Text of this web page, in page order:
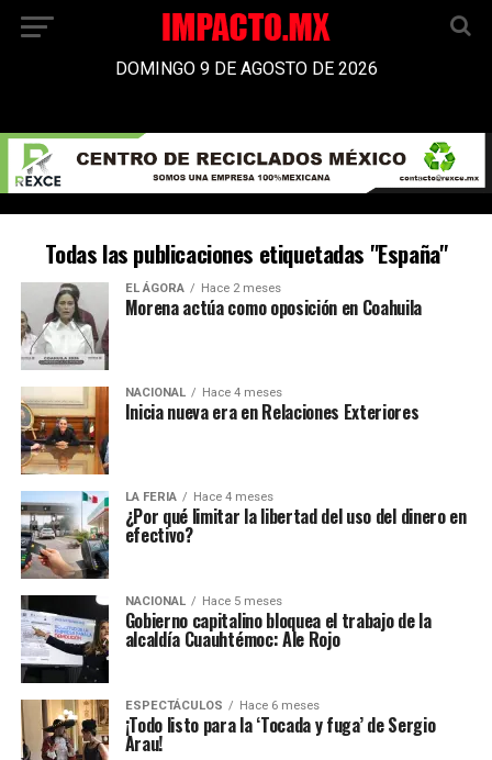
DOMINGO 9 DE AGOSTO DE 2026
Todas las publicaciones etiquetadas "España"
EL ÁGORA Hace 2 meses
Morena actúa como oposición en Coahuila
NACIONAL Hace 4 meses
Inicia nueva era en Relaciones Exteriores
LA FERIA Hace 4 meses
¿Por qué limitar la libertad del uso del dinero en
efectivo?
NACIONAL Hace 5 meses
Gobierno capitalino bloquea el trabajo de la
alcaldía Cuauhtémoc: Ale Rojo
ESPECTÁCULOS Hace 6 meses
¡Todo listo para la ‘Tocada y fuga’ de Sergio
Arau!